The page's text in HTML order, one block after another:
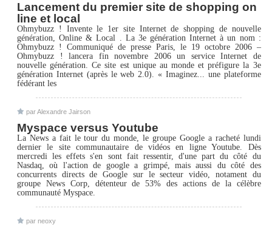
Lancement du premier site de shopping on
line et local
Ohmybuzz ! Invente le 1er site Internet de shopping de nouvelle
génération, Online & Local . La 3e génération Internet à un nom :
Ohmybuzz ! Communiqué de presse Paris, le 19 octobre 2006 –
Ohmybuzz ! lancera fin novembre 2006 un service Internet de
nouvelle génération. Ce site est unique au monde et préfigure la 3e
génération Internet (après le web 2.0). « Imaginez... une plateforme
fédérant les
par Alexandre Jairson
Myspace versus Youtube
La News a fait le tour du monde, le groupe Google a racheté lundi
dernier le site communautaire de vidéos en ligne Youtube. Dès
mercredi les effets s'en sont fait ressentir, d'une part du côté du
Nasdaq, où l'action de google a grimpé, mais aussi du côté des
concurrents directs de Google sur le secteur vidéo, notament du
groupe News Corp, détenteur de 53% des actions de la célèbre
communauté Myspace.
par neoxy